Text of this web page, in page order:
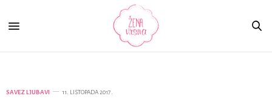
SAVEZ LJUBAVI 11. LISTOPADA 2017.